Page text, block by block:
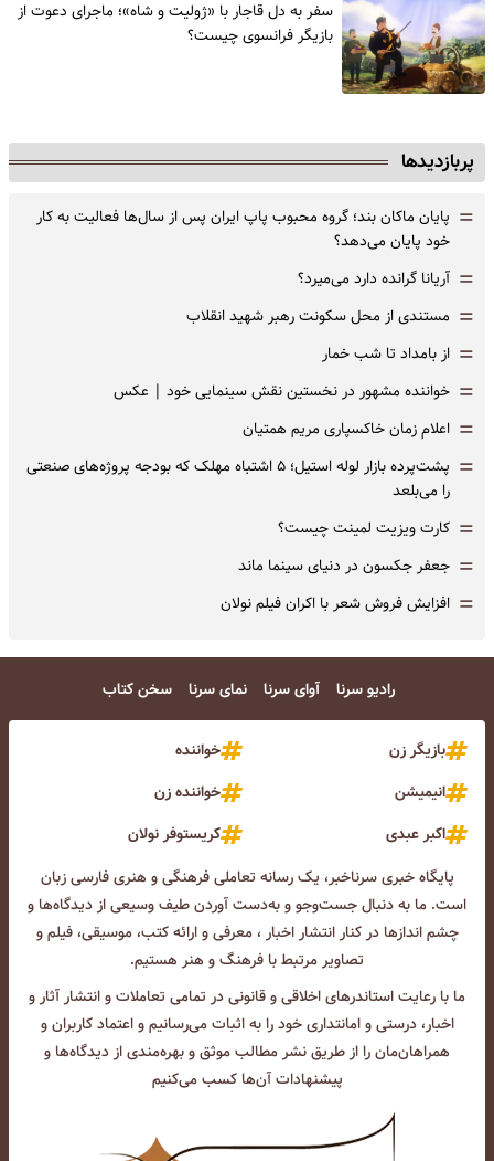
سفر به دل قاجار با «ژولیت و شاه»؛ ماجرای دعوت از
‌بازیگر فرانسوی چیست؟
پربازدیدها
= پایان ماکان بند؛ گروه محبوب پاپ ایران پس از سال‌ها فعالیت به کار
خود پایان می‌دهد؟
= آریانا گرانده دارد می‌میرد؟
= مستندی از محل سکونت رهبر شهید انقلاب
= از بامداد تا شب خمار
= خواننده مشهور در نخستین نقش سینمایی خود |‌ عکس
= اعلام زمان خاکسپاری مریم همتیان
=
پشت‌پرده بازار لوله استیل؛ ۵ اشتباه مهلک که بودجه پروژه‌های صنعتی
را می‌بلعد
= کارت ویزیت لمینت چیست؟
= جعفر جکسون در دنیای سینما ماند
= افزایش فروش شعر با اکران فیلم نولان
رادیو سرنا آوای سرنا نمای سرنا سخن کتاب
بازیگر زن
خواننده
انیمیشن
خواننده زن
اکبر عبدی
کریستوفر نولان
پایگاه خبری سرناخبر، یک رسانه تعاملی فرهنگی و هنری فارسی زبان
است. ما به دنبال جست‌و‌جو و به‌دست آوردن طیف وسیعی از دیدگاه‌ها و
چشم انداز‌ها در کنار انتشار اخبار ، معرفی و ارائه کتب، موسیقی، فیلم و
تصاویر مرتبط با فرهنگ و هنر هستیم.
ما با رعایت استاندرهای اخلاقی و قانونی در تمامی تعاملات و انتشار آثار و
اخبار، درستی و امانتداری خود را به اثبات می‌رسانیم و اعتماد کاربران و
همراهان‌مان را از طریق نشر مطالب موثق و بهره‌مندی از دیدگاه‌ها و
پیشنهادات آن‌ها کسب می‌کنیم